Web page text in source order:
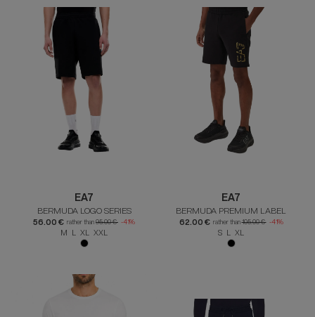
EA7
BERMUDA LOGO SERIES
56.00 € rather than 95.00 € -41%
M L XL XXL
EA7
BERMUDA PREMIUM LABEL
62.00 € rather than105.00 € -41%
S L XL